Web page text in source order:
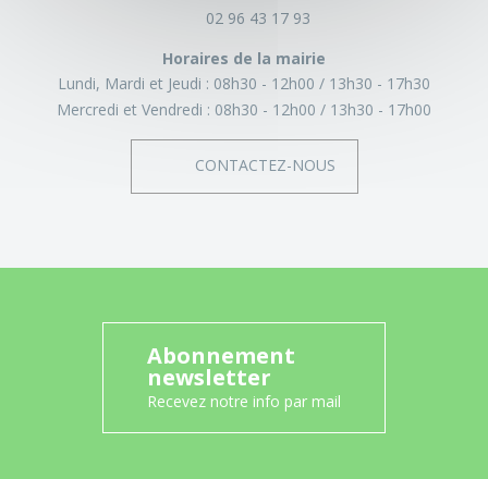
02 96 43 17 93
Horaires de la mairie
Lundi, Mardi et Jeudi : 08h30 - 12h00
13h30 - 17h30
Mercredi et Vendredi : 08h30 - 12h00 13h30 - 17h00
CONTACTEZ-NOUS
Abonnement
newsletter
Recevez notre info par mail